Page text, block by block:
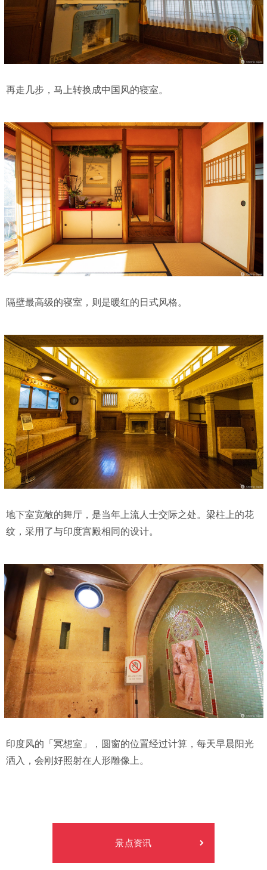
再走几步，马上转换成中国风的寝室。
隔壁最高级的寝室，则是暖红的日式风格。
地下室宽敞的舞厅，是当年上流人士交际之处。梁柱上的花
纹，采用了与印度宫殿相同的设计。
印度风的「冥想室」，圆窗的位置经过计算，每天早晨阳光
洒入，会刚好照射在人形雕像上。
景点资讯